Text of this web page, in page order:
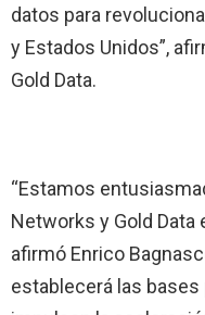
datos para
y Estados Unidos”,
Gold Data.
“Estamos
Networks y Gold Data
afirmó Enrico
establecerá las